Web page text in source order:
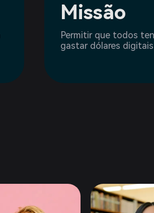
Missão
Permitir que todos
gastar dólares